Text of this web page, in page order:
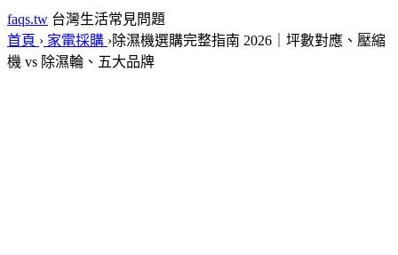
faqs.tw 台灣生活常見問題
首頁 › 家電採購 ›除濕機選購完整指南 2026｜坪數對應、壓縮
機 vs 除濕輪、五大品牌